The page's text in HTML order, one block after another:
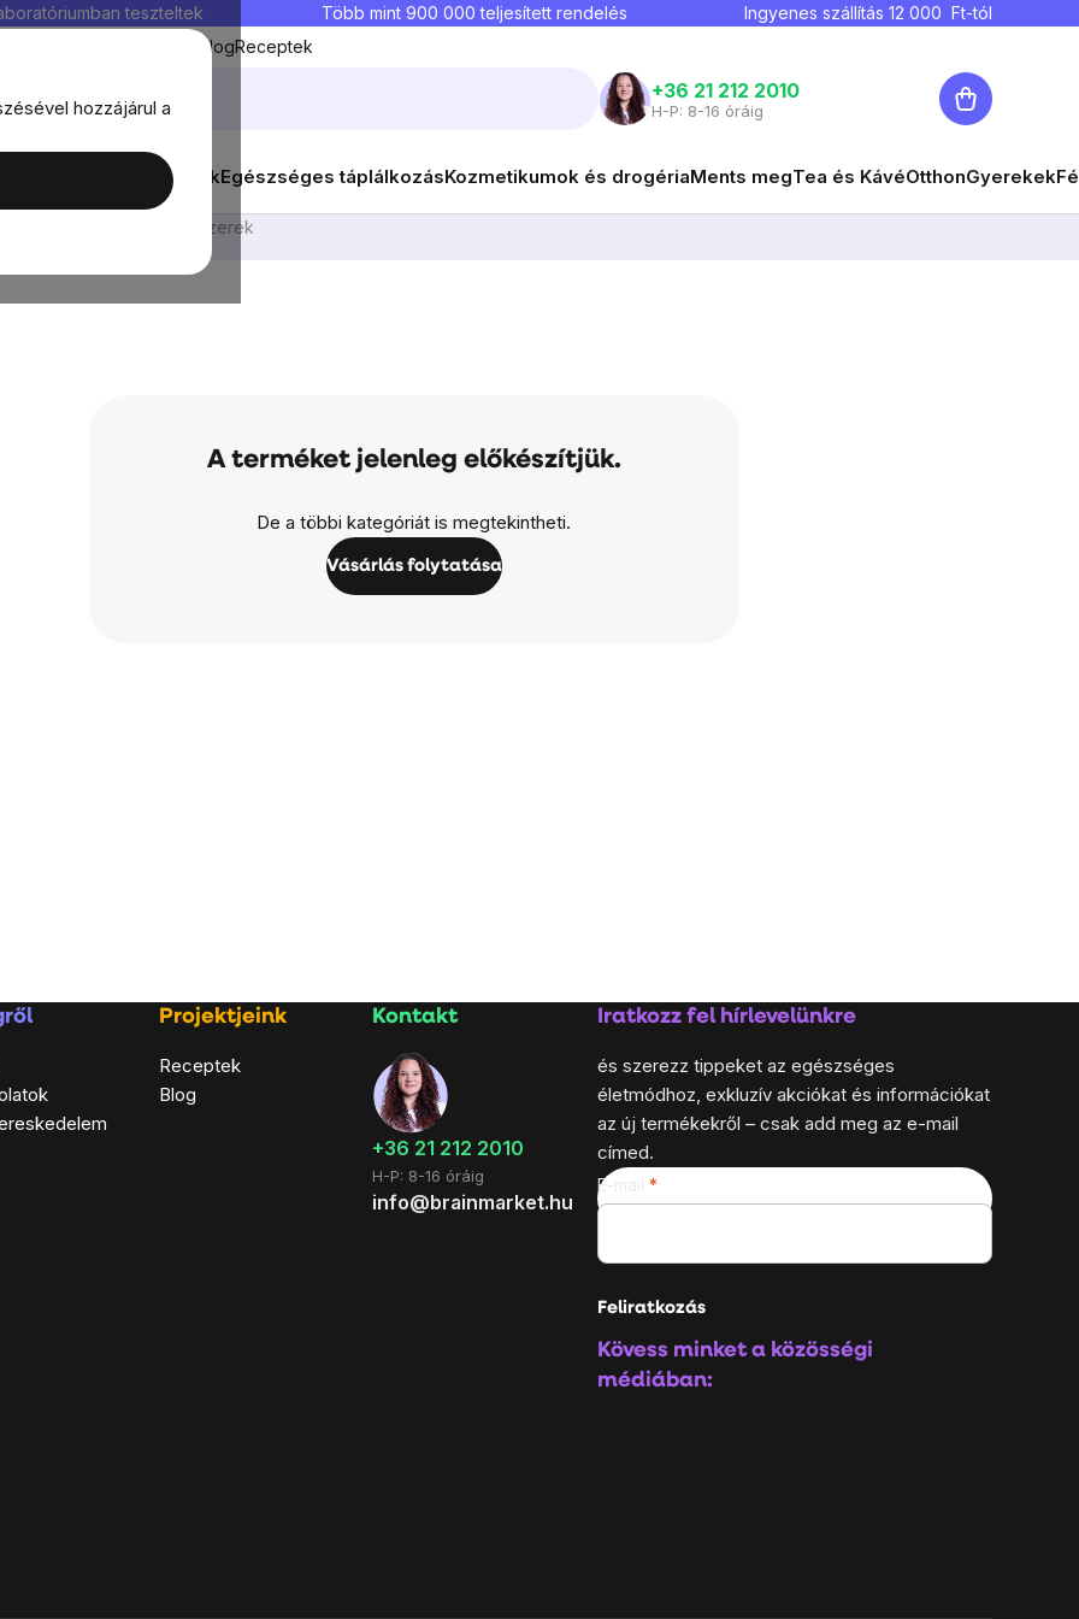
hozzájárul a
teszteltek Több mint 900 000 teljesített rendelés Ingyenes szállítás 12 000 Ft-tól
BlogReceptek
+36 21 212 2010
H-P: 8-16 óráig
Kosár
ÉlelmiszerekEgészséges táplálkozásKozmetikumok és drogériaMents megTea és KávéOtthonGyerekek
Egyéb mosószerek
A terméket jelenleg előkészítjük.
De a többi kategóriát is megtekintheti.
Vásárlás folytatása
Projektjeink
Receptek
Blog
Kontakt
+36 21 212 2010
H-P: 8-16 óráig
info@brainmarket.hu
Iratkozz fel hírlevelünkre
és szerezz tippeket az egészséges
életmódhoz, exkluzív akciókat és információkat
az új termékekről – csak add meg az e-mail
címed.
E-mail
Feliratkozás
Kövess minket a közösségi
médiában: